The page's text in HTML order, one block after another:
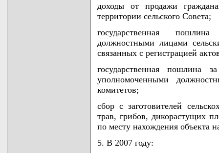
доходы от продажи
территории сельского Совета;
государственная
должностными лицами
связанных с регистрацией
государственная пошлина
уполномоченными
комитетов;
сбор с заготовителей
трав, грибов, дикорастущих
по месту нахождения объекта
5. В 2007 году: